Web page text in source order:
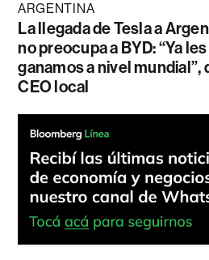
ARGENTINA
La llegada de Tesla a
no preocupa a BYD: “Ya les
ganamos a nivel mundial”,
CEO local